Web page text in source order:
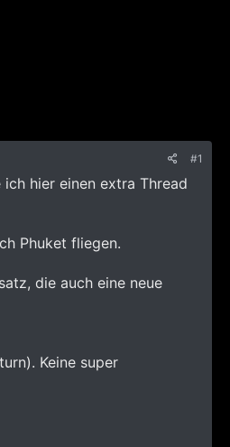
#1
hier einen extra Thread
Phuket fliegen.
die auch eine neue
Keine super